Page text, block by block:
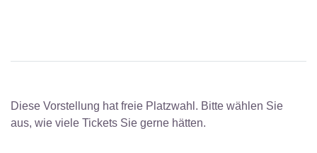
Diese Vorstellung hat freie Platzwahl. Bitte wählen Sie
aus, wie viele Tickets Sie gerne hätten.